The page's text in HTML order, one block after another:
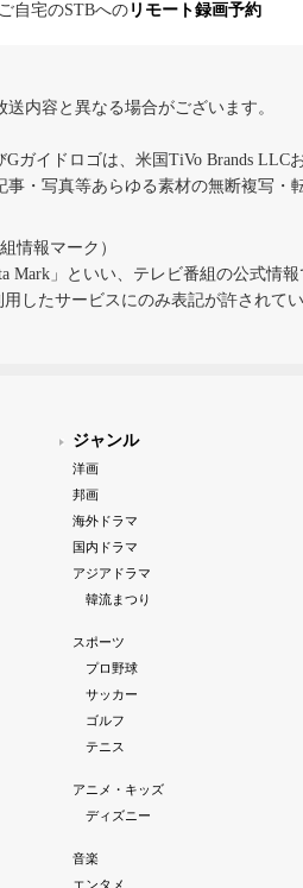
自宅のSTBへの リモート録画予約
内容と異なる場合がございます。
ガイドロゴは、米国TiVo Brands
・写真等あらゆる素材の無断複写・
情報マーク）
Mark」といい、テレビ番組の公式情報
用したサービスにのみ表記が許されて
ジャンル
洋画
邦画
海外ドラマ
国内ドラマ
アジアドラマ
韓流まつり
スポーツ
プロ野球
サッカー
ゴルフ
テニス
アニメ・キッズ
ディズニー
音楽
エンタメ